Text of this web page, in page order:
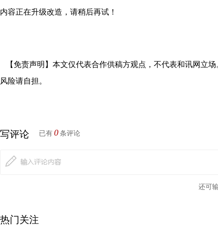
内容正在升级改造，请稍后再试！
【免责声明】本文仅代表合作供稿方观点，不代表和讯网立
风险请自担。
写评论 已有 0 条评论
还可
热门关注